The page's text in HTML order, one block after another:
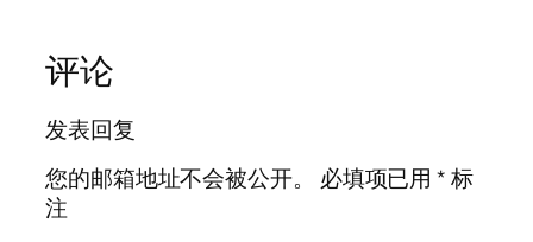
评论
发表回复
您的邮箱地址不会被公开。
必填项已用*标
注